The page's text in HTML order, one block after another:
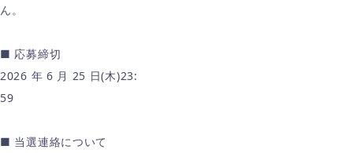
ん。
■ 応募締切
2026 年 6 月 25 日(木)23:
59
■ 当選連絡について